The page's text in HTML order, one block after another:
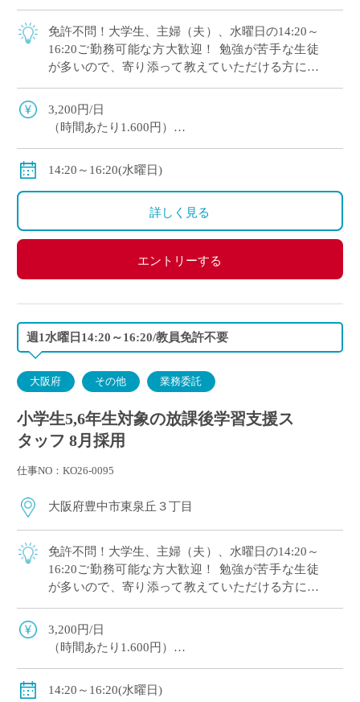
免許不問！大学生、主婦（夫）、水曜日の14:20～
16:20ご勤務可能な方大歓迎！ 勉強が苦手な生徒
が多いので、寄り添って教えていただける方にオ
り）※一部マイカー不可の学校あり
3,200円/日
（時間あたり1.600円）
＊業務委託契約の報酬モデルを記載しています。
14:20～16:20(水曜日)
詳しく見る
エントリーする
週1水曜日14:20～16:20/教員免許不要
大阪府 その他 業務委託
小学生5,6年生対象の放課後学習支援ス
タッフ 8月採用
仕事NO：KO26-0095
大阪府豊中市東泉丘３丁目
免許不問！大学生、主婦（夫）、水曜日の14:20～
16:20ご勤務可能な方大歓迎！ 勉強が苦手な生徒
が多いので、寄り添って教えていただける方にオ
り）※一部マイカー不可の学校あり
3,200円/日
（時間あたり1.600円）
＊業務委託契約の報酬モデルを記載しています。
14:20～16:20(水曜日)